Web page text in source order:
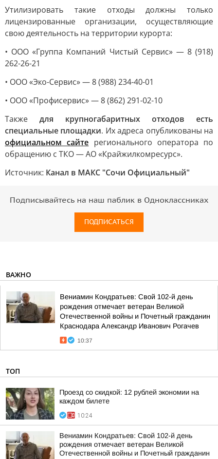
Утилизировать такие отходы должны только
лицензированные организации, осуществляющие
свою деятельность на территории курорта:
• ООО «Группа Компаний Чистый Сервис» — 8 (918)
262-26-21
• ООО «Эко-Сервис» — 8 (988) 234-40-01
• ООО «Профисервис» — 8 (862) 291-02-10
Также для крупногабаритных отходов есть
специальные площадки. Их адреса опубликованы на
официальном сайте регионального оператора по
обращению с ТКО — АО «Крайжилкомресурс».
Источник: Канал в МАКС "Сочи Официальный"
Подписывайтесь на наш паблик в Одноклассниках
ПОДПИСАТЬСЯ
ВАЖНО
Вениамин Кондратьев: Свой 102-й день
рождения отмечает ветеран Великой
Отечественной войны и Почетный гражданин
Краснодара Александр Иванович Рогачев
10:37
ТОП
Проезд со скидкой: 12 рублей экономии на
каждом билете
10:24
Вениамин Кондратьев: Свой 102-й день
рождения отмечает ветеран Великой
Отечественной войны и Почетный гражданин